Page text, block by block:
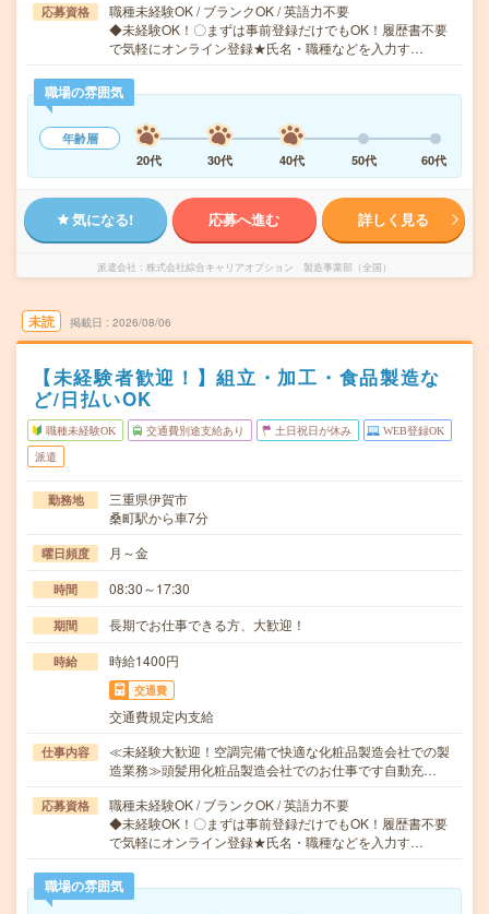
応募資格
職種未経験OK / ブランクOK / 英語力不要
◆未経験OK！〇まずは事前登録だけでもOK！履歴書不要
で気軽にオンライン登録★氏名・職種などを入力す…
職場の雰囲気
年齢層
20代
30代 40代 50代 60代
気になる! 応募へ進む 詳しく見る
派遣会社 株式会社綜合キャリアオプション 製造事業部（全国）
未読 掲載日 2026/08/06
【未経験者歓迎！】組立・加工・食品製造な
ど/日払いOK
職種未経験OK 交通費別途支給あり 土日祝日が休み WEB登録OK
派遣
勤務地
三重県伊賀市
桑町駅から車7分
曜日頻度 月～金
時間 08:30～17:30
期間 長期でお仕事できる方、大歓迎！
時給 時給1400円
交通費
交通費規定内支給
仕事内容
≪未経験大歓迎！空調完備で快適な化粧品製造会社での製
造業務≫頭髪用化粧品製造会社でのお仕事です自動充…
応募資格
職種未経験OK / ブランクOK / 英語力不要
◆未経験OK！〇まずは事前登録だけでもOK！履歴書不要
で気軽にオンライン登録★氏名・職種などを入力す…
職場の雰囲気